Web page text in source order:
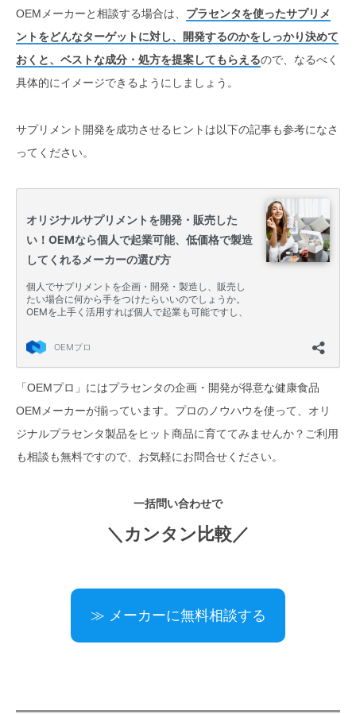
OEMメーカーと相談する場合は、 プラセンタを使ったサプリメ
ントをどんなターゲットに対し、開発するのかをしっかり決めて
おくと、ベストな成分・処方を提案してもらえるので、なるべく
具体的にイメージできるようにしましょう。
サプリメント開発を成功させるヒントは以下の記事も参考になさ
ってください。
「OEMプロ」にはプラセンタの企画・開発が得意な健康食品
OEMメーカーが揃っています。プロのノウハウを使って、オリ
ジナルプラセンタ製品をヒット商品に育ててみませんか？ご利用
も相談も無料ですので、お気軽にお問合せください。
一括問い合わせで
＼カンタン比較／
≫ メーカーに無料相談する